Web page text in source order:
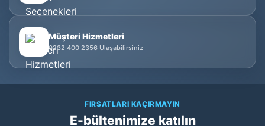
Müşteri Hizmetleri
0232 400 2356 Ulaşabilirsiniz
FIRSATLARI KAÇIRMAYIN
E-bültenimize katılın